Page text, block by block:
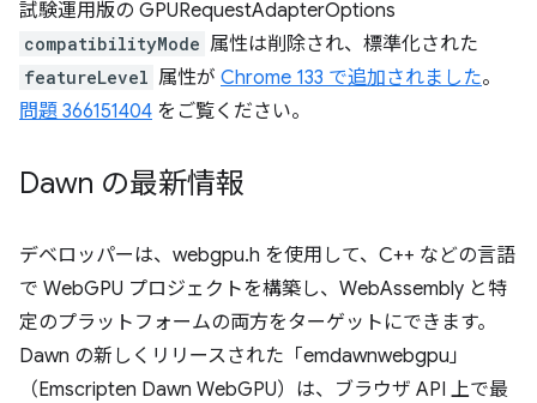
試験運用版の GPURequestAdapterOptions
compatibilityMode 属性は削除され、標準化された
featureLevel 属性が Chrome 133 で追加されました。
問題 366151404 をご覧ください。
Dawn の最新情報
デベロッパーは、webgpu.h を使用して、C++ などの言語
で WebGPU プロジェクトを構築し、WebAssembly と特
定のプラットフォームの両方をターゲットにできます。
Dawn の新しくリリースされた「emdawnwebgpu」
（Emscripten Dawn WebGPU）は、ブラウザ API 上で最